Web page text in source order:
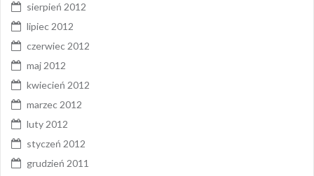
sierpień 2012
lipiec 2012
czerwiec 2012
maj 2012
kwiecień 2012
marzec 2012
luty 2012
styczeń 2012
grudzień 2011